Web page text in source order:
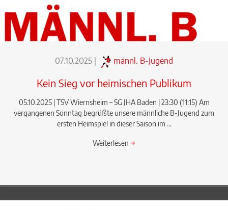
07.10.2025 männl. B-Jugend
Kein Sieg vor heimischen Publikum
05.10.2025 | TSV Wiernsheim – SG JHA Baden | 23:30 (11:15) Am
vergangenen Sonntag begrüßte unsere männliche B-Jugend zum
ersten Heimspiel in dieser Saison im ...
Weiterlesen →